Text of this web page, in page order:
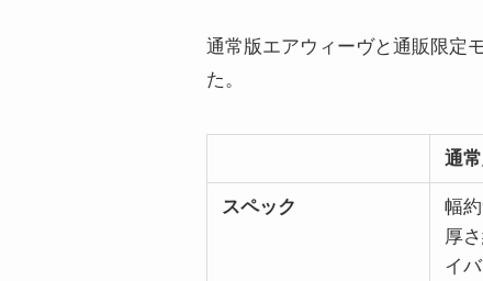
通常版エアウィーヴと通販限定
た。
通
スペック
幅
厚
イ